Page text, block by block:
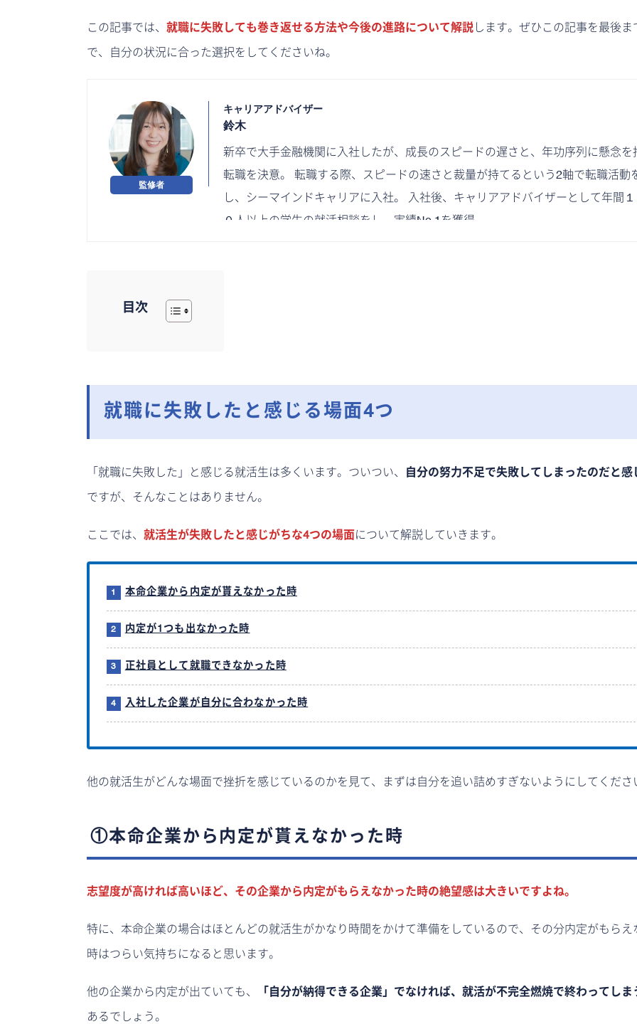
この記事では、 就職に失敗しても巻き返せる方法や今後の進路について解説 します。ぜひこの記事を最後ま
で、自分の状況に合った選択をしてくださいね。
キャリアアドバイザー
鈴木
新卒で大手金融機関に入社したが、成長のスピードの遅さと、年功序列に懸念を
転職を決意。 転職する際、スピードの速さと裁量が持てるという2軸で転職活動
し、シーマインドキャリアに入社。 入社後、キャリアアドバイザーとして年間
０人以上の学生の就活相談をし、実績No.1を獲得。
目次
就職に失敗したと感じる場面4つ
「就職に失敗した」と感じる就活生は多くいます。ついつい、 自分の努力不足で失敗してしまったのだと感
ですが、そんなことはありません。
ここでは、 就活生が失敗したと感じがちな4つの場面について解説していきます。
本命企業から内定が貰えなかった時
内定が1つも出なかった時
正社員として就職できなかった時
入社した企業が自分に合わなかった時
他の就活生がどんな場面で挫折を感じているのかを見て、まずは自分を追い詰めすぎないようにしてくださ
①本命企業から内定が貰えなかった時
志望度が高ければ高いほど、その企業から内定がもらえなかった時の絶望感は大きいですよね。
特に、本命企業の場合はほとんどの就活生がかなり時間をかけて準備をしているので、その分内定がもらえ
時はつらい気持ちになると思います。
他の企業から内定が出ていても、 「自分が納得できる企業」でなければ、就活が不完全燃焼で終わってしま
あるでしょう。